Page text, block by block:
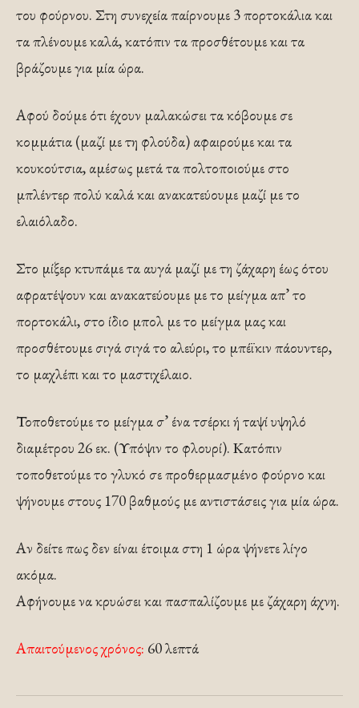
του φούρνου. Στη συνεχεία παίρνουμε 3 πορτοκάλια και
τα πλένουμε καλά, κατόπιν τα προσθέτουμε και τα
βράζουμε για μία ώρα.
Αφού δούμε ότι έχουν μαλακώσει τα κόβουμε σε
κομμάτια (μαζί με τη φλούδα) αφαιρούμε και τα
κουκούτσια, αμέσως μετά τα πολτοποιούμε στο
μπλέντερ πολύ καλά και ανακατεύουμε μαζί με το
ελαιόλαδο.
Στο μίξερ κτυπάμε τα αυγά μαζί με τη ζάχαρη έως ότου
αφρατέψουν και ανακατεύουμε με το μείγμα απ’ το
πορτοκάλι, στο ίδιο μπολ με το μείγμα μας και
προσθέτουμε σιγά σιγά το αλεύρι, το μπέϊκιν πάουντερ,
το μαχλέπι και το μαστιχέλαιο.
Τοποθετούμε το μείγμα σ’ ένα τσέρκι ή ταψί υψηλό
διαμέτρου 26 εκ. (Υπόψιν το φλουρί). Κατόπιν
τοποθετούμε το γλυκό σε προθερμασμένο φούρνο και
ψήνουμε στους 170 βαθμούς με αντιστάσεις για μία ώρα.
Αν δείτε πως δεν είναι έτοιμα στη 1 ώρα ψήνετε λίγο
ακόμα.
Αφήνουμε να κρυώσει και πασπαλίζουμε με ζάχαρη άχνη.
Απαιτούμενος χρόνος: 60 λεπτά